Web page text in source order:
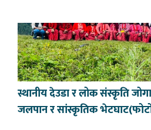
स्थानीय देउडा र लोक संस्कृति
जलपान र सांस्कृतिक